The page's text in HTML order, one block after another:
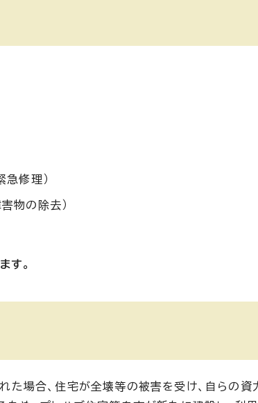
修理）
物の除去）
す。
場合、住宅が全壊等の被害を受け、自らの資